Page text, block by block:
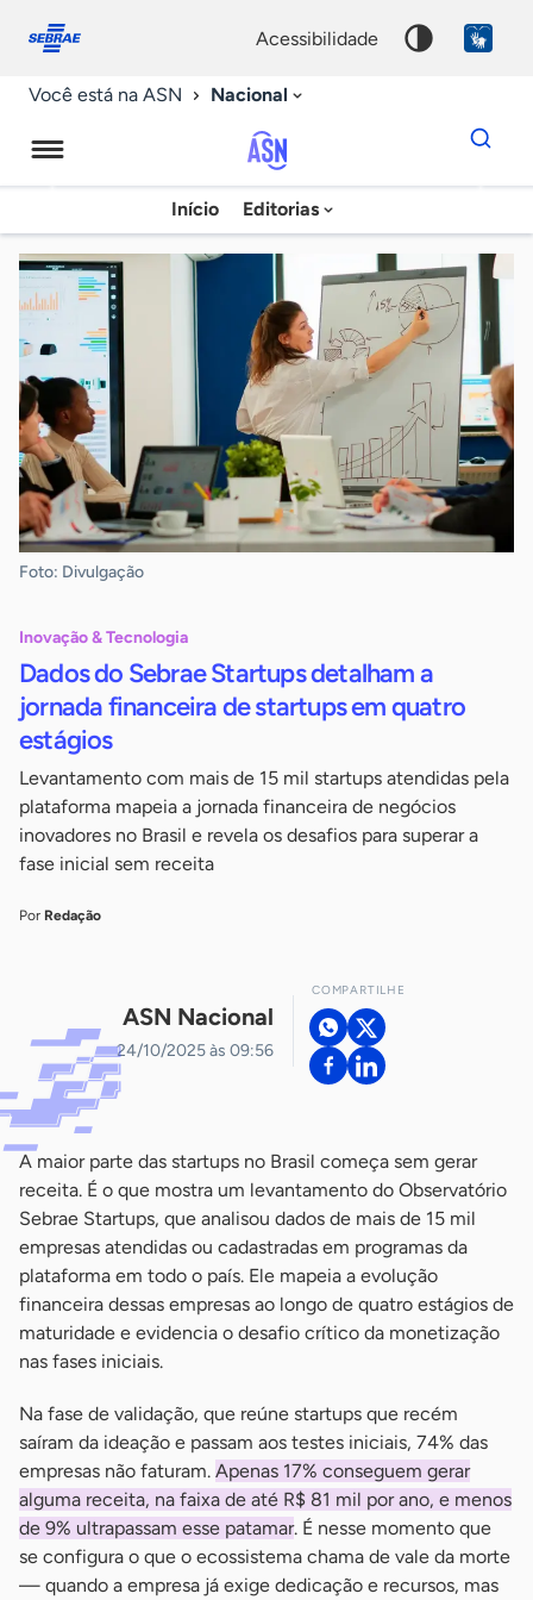
conosco
acessibilidade
Você está na ASN Nacional
Agência
Sebrae
de
Notícias
Início Editorias
Dados
para
chave
Foto: Divulgação
Inovação & Tecnologia
Dados do Sebrae Startups detalham a
jornada financeira de startups em quatro
estágios
Levantamento com mais de 15 mil startups atendidas pela
plataforma mapeia a jornada financeira de negócios
inovadores no Brasil e revela os desafios para superar a
fase inicial sem receita
Por Redação
ASN Nacional
24/10/2025 às 09:56
COMPARTILHE
A maior parte das startups no Brasil começa sem gerar
receita. É o que mostra um levantamento do Observatório
Sebrae Startups, que analisou dados de mais de 15 mil
empresas atendidas ou cadastradas em programas da
plataforma em todo o país. Ele mapeia a evolução
financeira dessas empresas ao longo de quatro estágios de
maturidade e evidencia o desafio crítico da monetização
nas fases iniciais.
Na fase de validação, que reúne startups que recém
saíram da ideação e passam aos testes iniciais, 74% das
empresas não faturam. Apenas 17% conseguem gerar
alguma receita, na faixa de até R$ 81 mil por ano, e menos
de 9% ultrapassam esse patamar. É nesse momento que
se configura o que o ecossistema chama de vale da morte
— quando a empresa já exige dedicação e recursos, mas